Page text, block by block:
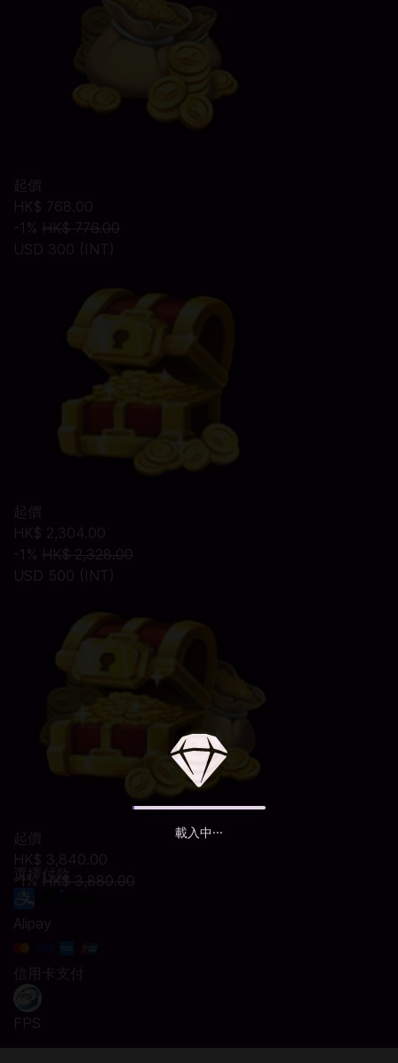
載入中···
起價
HK$ 768.00
-1% HK$ 776.00
USD 300 (INT)
起價
HK$ 2,304.00
-1% HK$ 2,328.00
USD 500 (INT)
起價
HK$ 3,840.00
-1% HK$ 3,880.00
選擇付款
Alipay
信用卡支付
FPS